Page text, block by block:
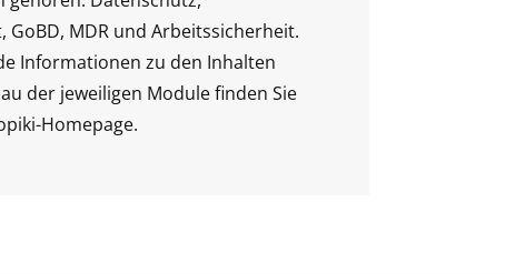
GoBD, MDR und Arbeitssicherheit.
Informationen zu den Inhalten
der jeweiligen Module finden Sie
Homepage.